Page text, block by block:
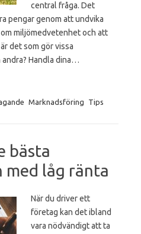
central fråga. Det
pengar genom att undvika
miljömedvetenhet och att
det som gör vissa
Handla dina…
Marknadsföring Tips
bästa
låg ränta
När du driver ett
företag kan det ibland
vara nödvändigt att ta